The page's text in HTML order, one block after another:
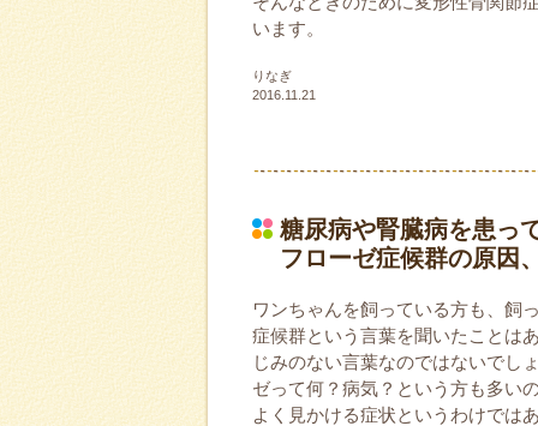
います。
りなぎ
2016.11.21
糖尿病や腎臓病を患っ
フローゼ症候群の原因
ワンちゃんを飼っている方も、飼
症候群という言葉を聞いたことは
じみのない言葉なのではないでし
ゼって何？病気？という方も多い
よく見かける症状というわけでは